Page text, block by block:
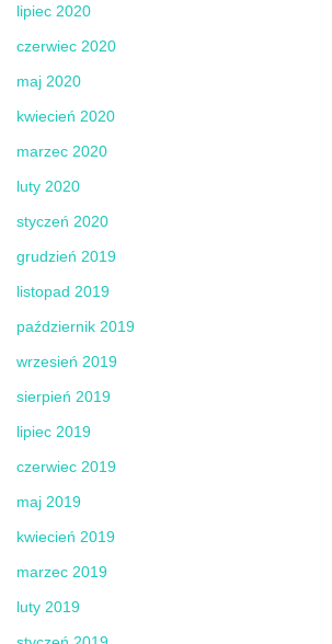
lipiec 2020
czerwiec 2020
maj 2020
kwiecień 2020
marzec 2020
luty 2020
styczeń 2020
grudzień 2019
listopad 2019
październik 2019
wrzesień 2019
sierpień 2019
lipiec 2019
czerwiec 2019
maj 2019
kwiecień 2019
marzec 2019
luty 2019